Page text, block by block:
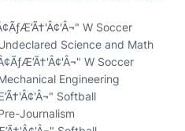
W Soccer
Undeclared Science and Math
W Soccer
Engineering
Softball
Journalism